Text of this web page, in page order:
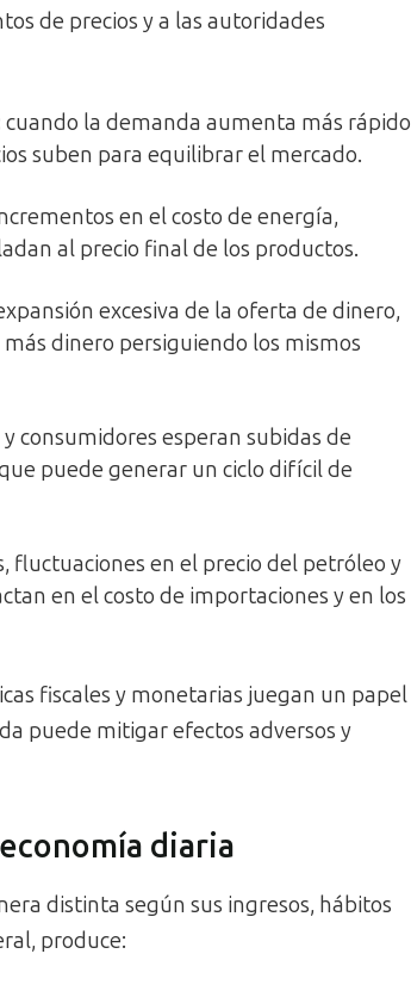
de precios y a las autoridades
cuando la demanda aumenta más rápido
suben para equilibrar el mercado.
en el costo de energía,
al precio final de los productos.
excesiva de la oferta de dinero,
dinero persiguiendo los mismos
consumidores esperan subidas de
puede generar un ciclo difícil de
fluctuaciones en el precio del petróleo y
en el costo de importaciones y en los
fiscales y monetarias juegan un papel
puede mitigar efectos adversos y
diaria
distinta según sus ingresos, hábitos
produce: